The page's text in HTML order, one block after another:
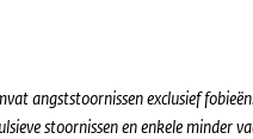
link)
angststoornissen exclusief
stoornissen en enkele minder